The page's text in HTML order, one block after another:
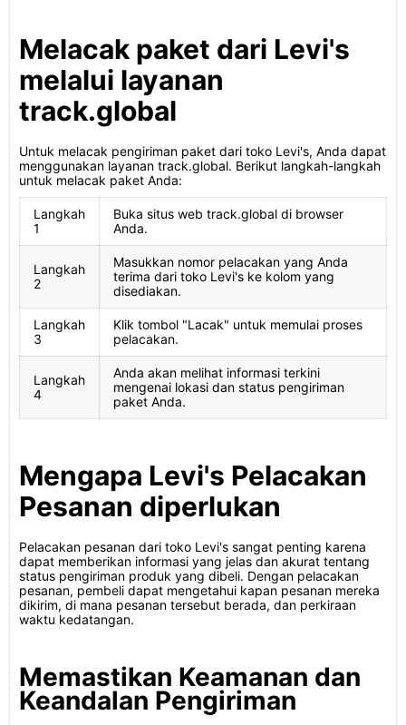
Melacak paket dari Levi's
melalui layanan
track.global
Untuk melacak pengiriman paket dari toko Levi's, Anda dapat
menggunakan layanan track.global. Berikut langkah-langkah
untuk melacak paket Anda:
Langkah
1
Buka situs web track.global di browser
Anda.
Langkah
2
Masukkan nomor pelacakan yang Anda
terima dari toko Levi's ke kolom yang
disediakan.
Langkah
3
Klik tombol "Lacak" untuk memulai proses
pelacakan.
Langkah
4
Anda akan melihat informasi terkini
mengenai lokasi dan status pengiriman
paket Anda.
Mengapa Levi's Pelacakan
Pesanan diperlukan
Pelacakan pesanan dari toko Levi's sangat penting karena
dapat memberikan informasi yang jelas dan akurat tentang
status pengiriman produk yang dibeli. Dengan pelacakan
pesanan, pembeli dapat mengetahui kapan pesanan mereka
dikirim, di mana pesanan tersebut berada, dan perkiraan
waktu kedatangan.
Memastikan Keamanan dan
Keandalan Pengiriman